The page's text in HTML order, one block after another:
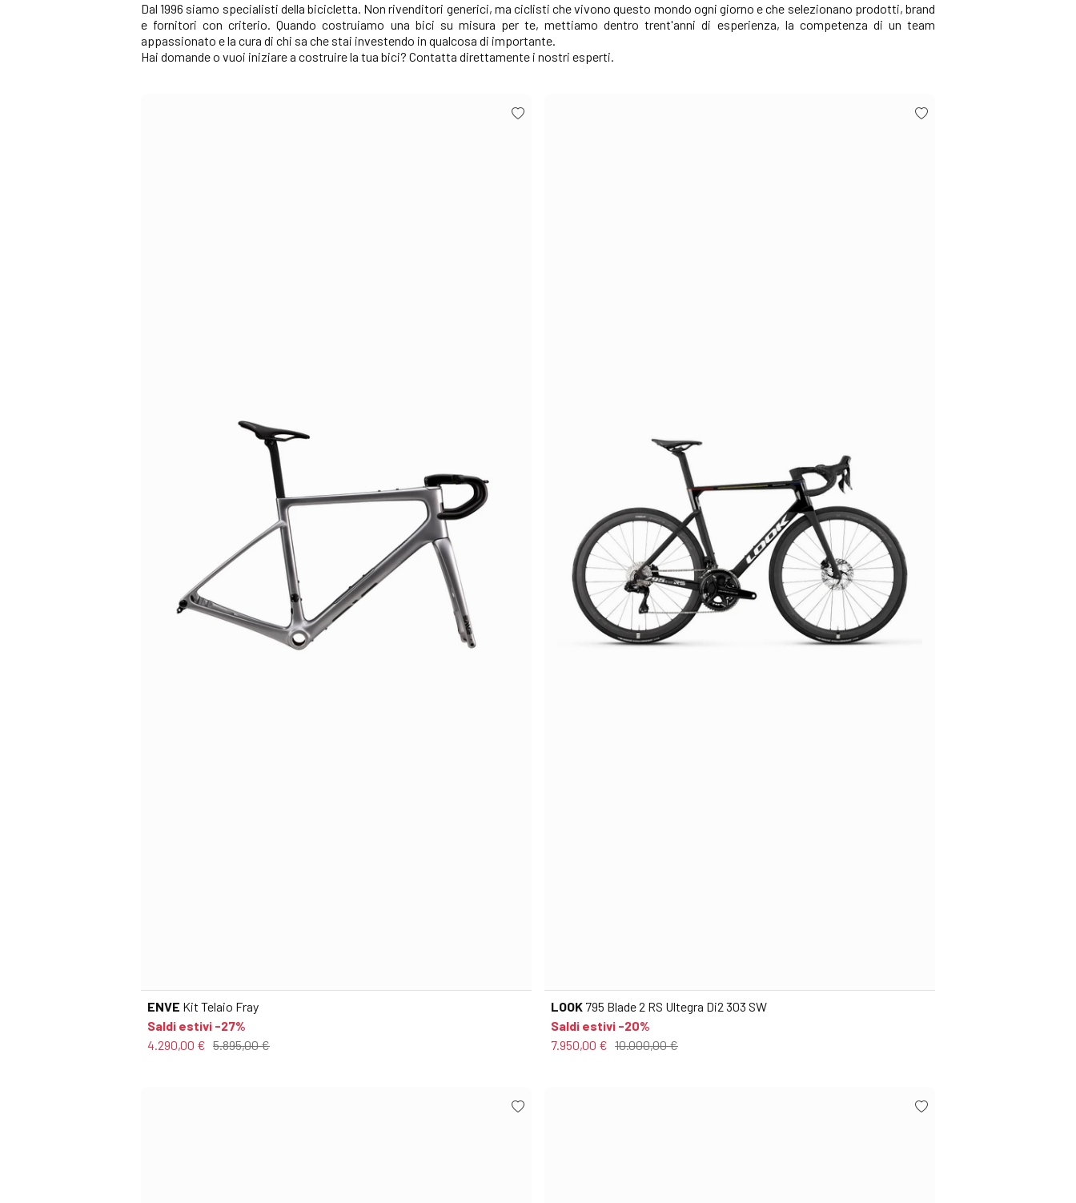
Dal 1996 siamo specialisti della bicicletta. Non rivenditori generici, ma ciclisti che vivono questo mondo ogni giorno e che selezionano prodotti, brand
e fornitori con criterio. Quando costruiamo una bici su misura per te, mettiamo dentro trent'anni di esperienza, la competenza di un team
appassionato e la cura di chi sa che stai investendo in qualcosa di importante.
Hai domande o vuoi iniziare a costruire la tua bici? Contatta direttamente i nostri esperti.
ENVE Kit Telaio Fray
Saldi estivi -27%
4.290,00 € 5.895,00 €
LOOK 795 Blade 2 RS Ultegra Di2 303 SW
Saldi estivi -20%
7.950,00 € 10.000,00 €